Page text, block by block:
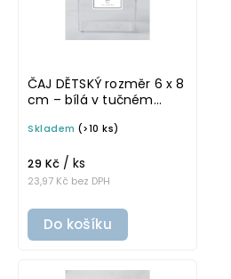
ČAJ DĚTSKÝ rozměr 6 x 8
cm – bílá v tučném
samolepka na
Skladem (>10 ks)
23,97 Kč bez DPH
29 Kč / ks
Do košíku